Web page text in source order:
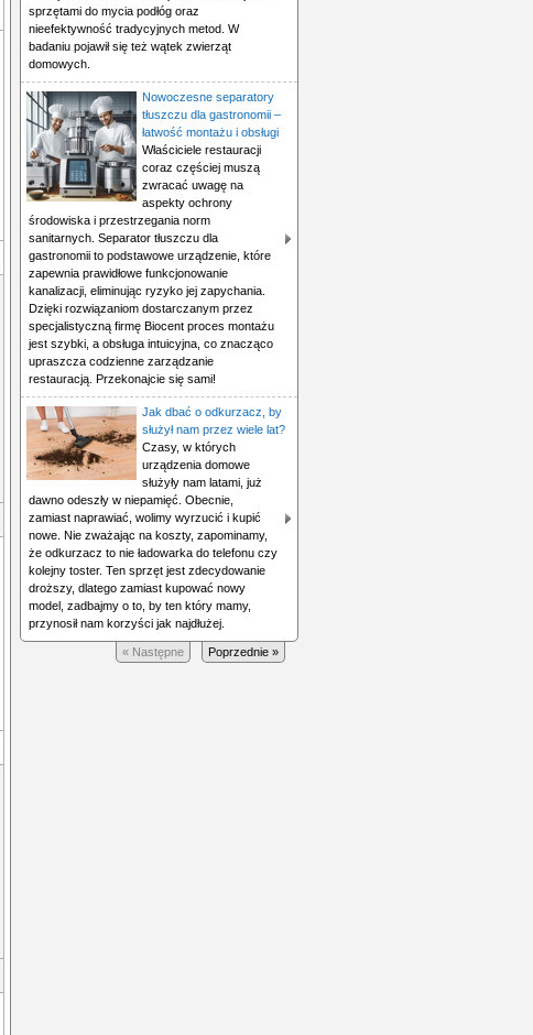
sprzętami do mycia podłóg oraz
nieefektywność tradycyjnych metod. W
badaniu pojawił się też wątek zwierząt
domowych.
Nowoczesne separatory
tłuszczu dla gastronomii –
łatwość montażu i obsługi
Właściciele restauracji
coraz częściej muszą
zwracać uwagę na
aspekty ochrony
środowiska i przestrzegania norm
sanitarnych. Separator tłuszczu dla
gastronomii to podstawowe urządzenie, które
zapewnia prawidłowe funkcjonowanie
kanalizacji, eliminując ryzyko jej zapychania.
Dzięki rozwiązaniom dostarczanym przez
specjalistyczną firmę Biocent proces montażu
jest szybki, a obsługa intuicyjna, co znacząco
upraszcza codzienne zarządzanie
restauracją. Przekonajcie się sami!
Jak dbać o odkurzacz, by
służył nam przez wiele lat?
Czasy, w których
urządzenia domowe
służyły nam latami, już
dawno odeszły w niepamięć. Obecnie,
zamiast naprawiać, wolimy wyrzucić i kupić
nowe. Nie zważając na koszty, zapominamy,
że odkurzacz to nie ładowarka do telefonu czy
kolejny toster. Ten sprzęt jest zdecydowanie
droższy, dlatego zamiast kupować nowy
model, zadbajmy o to, by ten który mamy,
przynosił nam korzyści jak najdłużej.
Poprzednie »
« Następne